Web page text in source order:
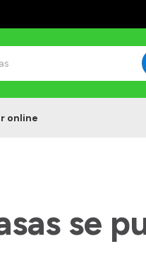
online
se